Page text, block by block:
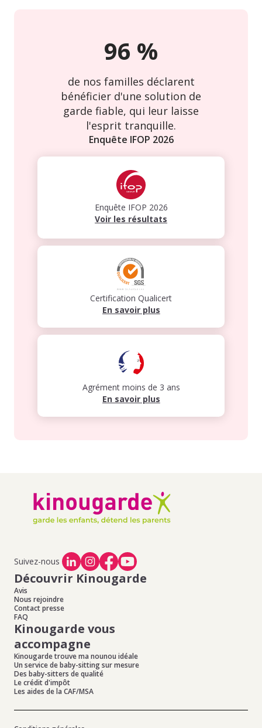
96 %
de nos familles déclarent
bénéficier d'une solution de
garde fiable, qui leur laisse
l'esprit tranquille.
Enquête IFOP 2026
Enquête IFOP 2026
Voir les résultats
Certification Qualicert
En savoir plus
Agrément moins de 3 ans
En savoir plus
Suivez-nous
Découvrir Kinougarde
Avis
Nous rejoindre
Contact presse
FAQ
Kinougarde vous
accompagne
Kinougarde trouve ma nounou idéale
Un service de baby-sitting sur mesure
Des baby-sitters de qualité
Le crédit d'impôt
Les aides de la CAF/MSA